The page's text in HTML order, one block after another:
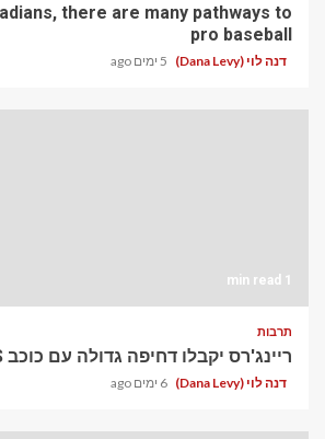
there are many pathways to
pro baseball
דנה לוי (Dana Levy) 5 ימים ago
1 min read
תרבות
ריינג'רס יקבלו דחיפה גדולה עם כוכב SS אמור לחזור
דנה לוי (Dana Levy) 6 ימים ago